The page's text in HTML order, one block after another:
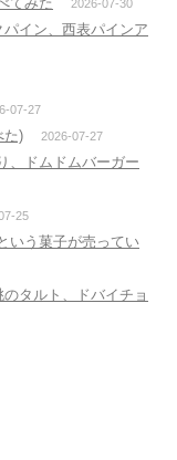
2026-07-30
イン、西表パインア
07-27
た) 2026-07-27
、ドムドムバーガー
25
いう菓子が売ってい
タルト、ドバイチョ